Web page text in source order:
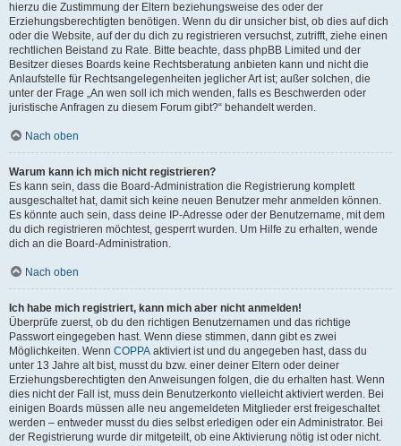
hierzu die Zustimmung der Eltern beziehungsweise des oder der
Erziehungsberechtigten benötigen. Wenn du dir unsicher bist, ob dies auf dich
oder die Website, auf der du dich zu registrieren versuchst, zutrifft, ziehe einen
rechtlichen Beistand zu Rate. Bitte beachte, dass phpBB Limited und der
Besitzer dieses Boards keine Rechtsberatung anbieten kann und nicht die
Anlaufstelle für Rechtsangelegenheiten jeglicher Art ist; außer solchen, die
unter der Frage „An wen soll ich mich wenden, falls es Beschwerden oder
juristische Anfragen zu diesem Forum gibt?“ behandelt werden.
Nach oben
Warum kann ich mich nicht registrieren?
Es kann sein, dass die Board-Administration die Registrierung komplett
ausgeschaltet hat, damit sich keine neuen Benutzer mehr anmelden können.
Es könnte auch sein, dass deine IP-Adresse oder der Benutzername, mit dem
du dich registrieren möchtest, gesperrt wurden. Um Hilfe zu erhalten, wende
dich an die Board-Administration.
Nach oben
Ich habe mich registriert, kann mich aber nicht anmelden!
Überprüfe zuerst, ob du den richtigen Benutzernamen und das richtige
Passwort eingegeben hast. Wenn diese stimmen, dann gibt es zwei
Möglichkeiten. Wenn COPPA aktiviert ist und du angegeben hast, dass du
unter 13 Jahre alt bist, musst du bzw. einer deiner Eltern oder deiner
Erziehungsberechtigten den Anweisungen folgen, die du erhalten hast. Wenn
dies nicht der Fall ist, muss dein Benutzerkonto vielleicht aktiviert werden. Bei
einigen Boards müssen alle neu angemeldeten Mitglieder erst freigeschaltet
werden – entweder musst du dies selbst erledigen oder ein Administrator. Bei
der Registrierung wurde dir mitgeteilt, ob eine Aktivierung nötig ist oder nicht.